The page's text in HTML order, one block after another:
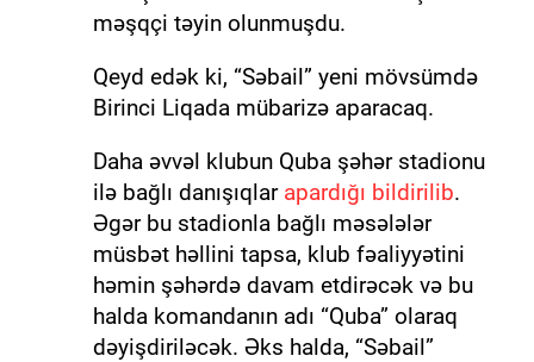
məşqçi təyin olunmuşdu.
Qeyd edək ki, “Səbail” yeni mövsümdə
Birinci Liqada mübarizə aparacaq.
Daha əvvəl klubun Quba şəhər stadionu
ilə bağlı danışıqlar apardığı bildirilib.
Əgər bu stadionla bağlı məsələlər
müsbət həllini tapsa, klub fəaliyyətini
həmin şəhərdə davam etdirəcək və bu
halda komandanın adı “Quba” olaraq
dəyişdiriləcək. Əks halda, “Səbail”